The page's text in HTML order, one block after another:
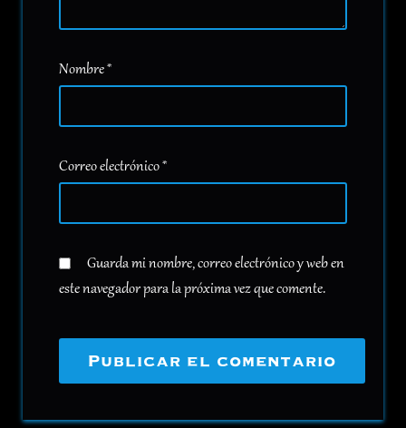
Nombre*
Correo electrónico*
Guarda mi nombre, correo electrónico y web en
este navegador para la próxima vez que comente.